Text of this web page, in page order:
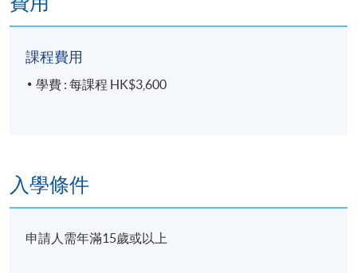
課程費用
學費 : 每課程 HK$3,600
入學條件
申請人需年滿15歲或以上